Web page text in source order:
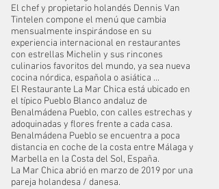
El chef y propietario holandés Dennis Van
Tintelen compone el menú que cambia
mensualmente inspirándose en su
experiencia internacional en restaurantes
con estrellas Michelin y sus rincones
culinarios favoritos del mundo, ya sea nueva
cocina nórdica, española o asiática ...
El Restaurante La Mar Chica está ubicado en
el típico Pueblo Blanco andaluz de
Benalmádena Pueblo, con calles estrechas y
adoquinadas y flores frente a cada casa.
Benalmádena Pueblo se encuentra a poca
distancia en coche de la costa entre Málaga y
Marbella en la Costa del Sol, España.
La Mar Chica abrió en marzo de 2019 por una
pareja holandesa / danesa.